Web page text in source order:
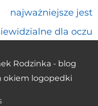
najważniejsze jest
dla oczu
Rodzinka - blog
okiem logopedki